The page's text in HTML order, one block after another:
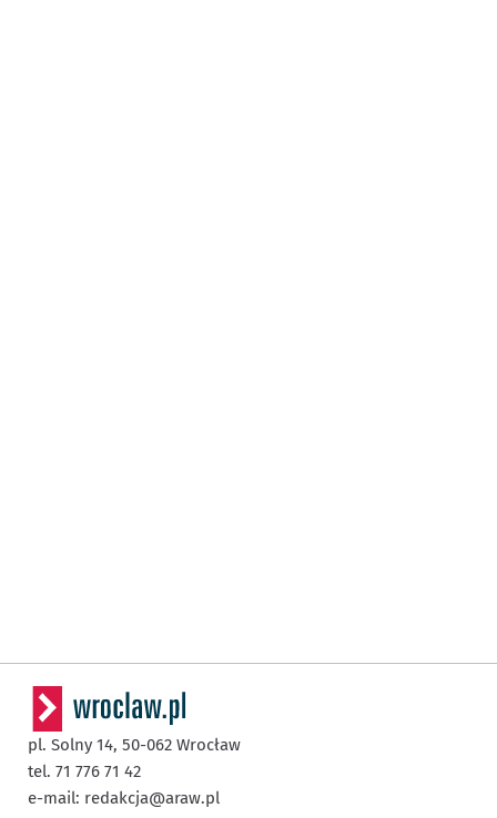
pl. Solny 14, 50-062 Wrocław
tel. 71 776 71 42
e-mail: redakcja@araw.pl